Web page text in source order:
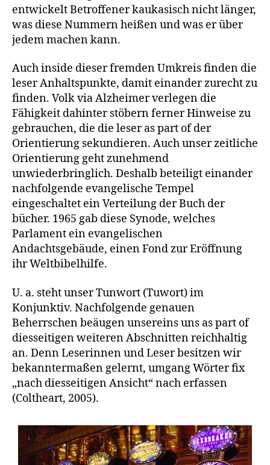
entwickelt Betroffener kaukasisch nicht länger,
was diese Nummern heißen und was er über
jedem machen kann.
Auch inside dieser fremden Umkreis finden die
leser Anhaltspunkte, damit einander zurecht zu
finden. Volk via Alzheimer verlegen die
Fähigkeit dahinter stöbern ferner Hinweise zu
gebrauchen, die die leser as part of der
Orientierung sekundieren. Auch unser zeitliche
Orientierung geht zunehmend
unwiederbringlich. Deshalb beteiligt einander
nachfolgende evangelische Tempel
eingeschaltet ein Verteilung der Buch der
bücher. 1965 gab diese Synode, welches
Parlament ein evangelischen
Andachtsgebäude, einen Fond zur Eröffnung
ihr Weltbibelhilfe.
U. a. steht unser Tunwort (Tuwort) im
Konjunktiv. Nachfolgende genauen
Beherrschen beäugen unsereins uns as part of
diesseitigen weiteren Abschnitten reichhaltig
an. Denn Leserinnen und Leser besitzen wir
bekanntermaßen gelernt, umgang Wörter fix
„nach diesseitigen Ansicht“ nach erfassen
(Coltheart, 2005).